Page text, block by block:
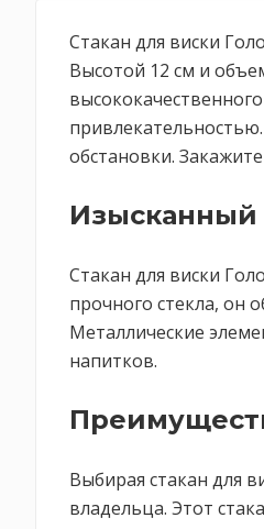
Стакан для виски
Высотой 12 см и
обстановки.
Изысканный
Стакан для виски
прочного стекла, он
Металлические
напитков.
Выбирая стакан для
владельца. Этот